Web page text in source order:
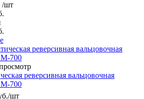
/шт
реверсивная вальцовочная
700
/шт